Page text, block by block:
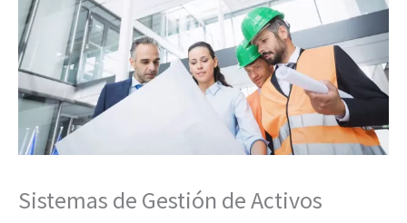
Sistemas de Gestión de Activos